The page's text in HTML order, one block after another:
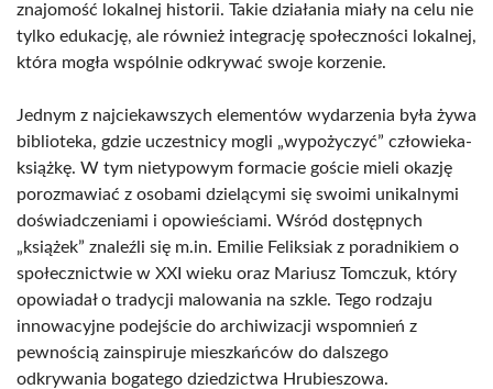
znajomość lokalnej historii. Takie działania miały na celu nie
tylko edukację, ale również integrację społeczności lokalnej,
która mogła wspólnie odkrywać swoje korzenie.
Jednym z najciekawszych elementów wydarzenia była żywa
biblioteka, gdzie uczestnicy mogli „wypożyczyć” człowieka-
książkę. W tym nietypowym formacie goście mieli okazję
porozmawiać z osobami dzielącymi się swoimi unikalnymi
doświadczeniami i opowieściami. Wśród dostępnych
„książek” znaleźli się m.in. Emilie Feliksiak z poradnikiem o
społecznictwie w XXI wieku oraz Mariusz Tomczuk, który
opowiadał o tradycji malowania na szkle. Tego rodzaju
innowacyjne podejście do archiwizacji wspomnień z
pewnością zainspiruje mieszkańców do dalszego
odkrywania bogatego dziedzictwa Hrubieszowa.